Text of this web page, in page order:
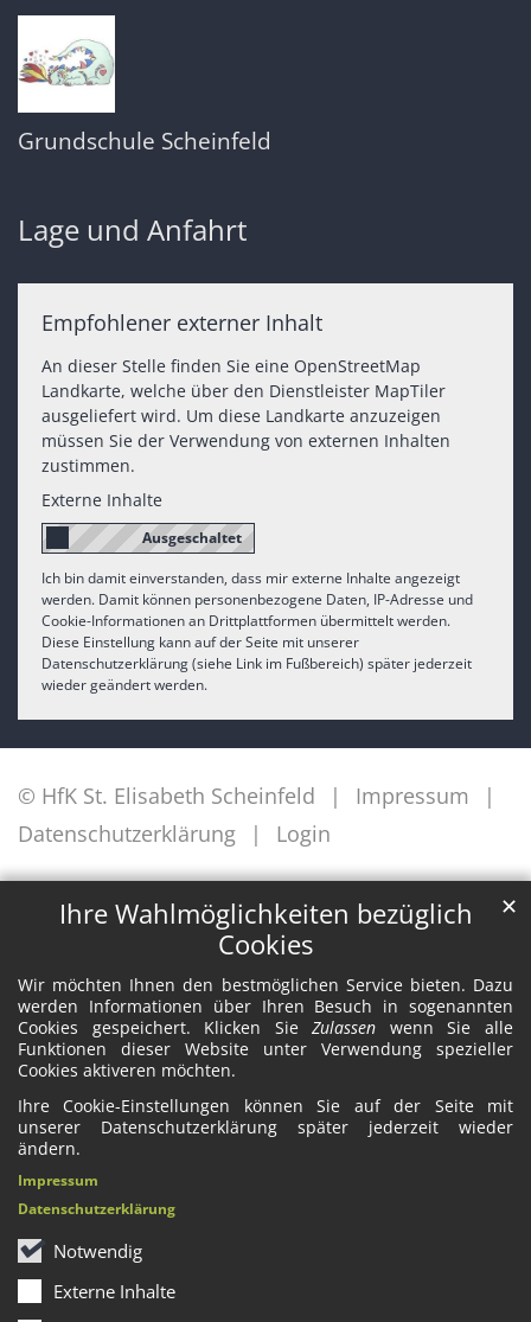
Ihre Wahlmöglichkeiten bezüglich
Cookies
Wir möchten Ihnen den bestmöglichen Service bieten. Dazu
werden Informationen über Ihren Besuch in sogenannten
Cookies gespeichert. Klicken SieZulassen wenn Sie alle
Funktionen dieser Website unter Verwendung spezieller
Cookies aktiveren möchten.
Ihre Cookie-Einstellungen können Sie auf der Seite mit
unserer Datenschutzerklärung später jederzeit wieder
ändern.
Notwendig
Externe Inhalte
✕
Impressum
Datenschutzerklärung
Grundschule Scheinfeld
Lage und Anfahrt
Empfohlener externer Inhalt
An dieser Stelle finden Sie eine OpenStreetMap
Landkarte, welche über den Dienstleister MapTiler
ausgeliefert wird. Um diese Landkarte anzuzeigen
müssen Sie der Verwendung von externen Inhalten
zustimmen.
Externe Inhalte
Ich bin damit einverstanden, dass mir externe Inhalte angezeigt
werden. Damit können personenbezogene Daten, IP-Adresse und
Cookie-Informationen an Drittplattformen übermittelt werden.
Diese Einstellung kann auf der Seite mit unserer
Datenschutzerklärung (siehe Link im Fußbereich) später jederzeit
wieder geändert werden.
© HfK St. Elisabeth Scheinfeld
Impressum
Datenschutzerklärung
Login